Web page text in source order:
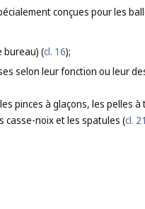
conçues pour les
bureau) (cl. 16);
selon leur fonction ou leur
pinces à glaçons, les pelles
casse-noix et les spatules (cl. 21